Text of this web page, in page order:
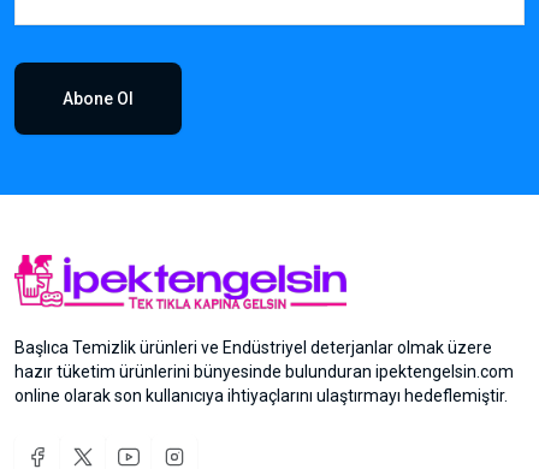
Abone Ol
Başlıca Temizlik ürünleri ve Endüstriyel deterjanlar olmak üzere
hazır tüketim ürünlerini bünyesinde bulunduran ipektengelsin.com
online olarak son kullanıcıya ihtiyaçlarını ulaştırmayı hedeflemiştir.